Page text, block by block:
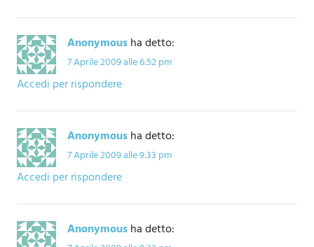
Anonymousha detto:
7 Aprile 2009 alle 6:52 pm
Accedi per rispondere
Anonymousha detto:
7 Aprile 2009 alle 9:33 pm
Accedi per rispondere
Anonymousha detto: